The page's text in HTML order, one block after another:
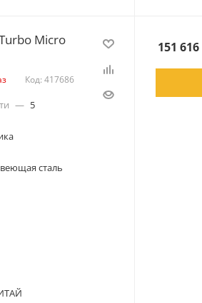
Micro
Код: 417686
— 5
сталь
151 616